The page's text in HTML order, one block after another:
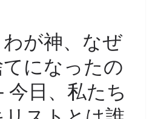
わが神、なぜ
になったの
日、私たち